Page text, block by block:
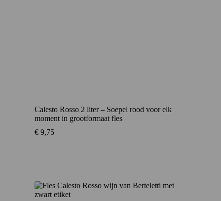
Calesto Rosso 2 liter – Soepel rood voor elk
moment in grootformaat fles
€ 9,75